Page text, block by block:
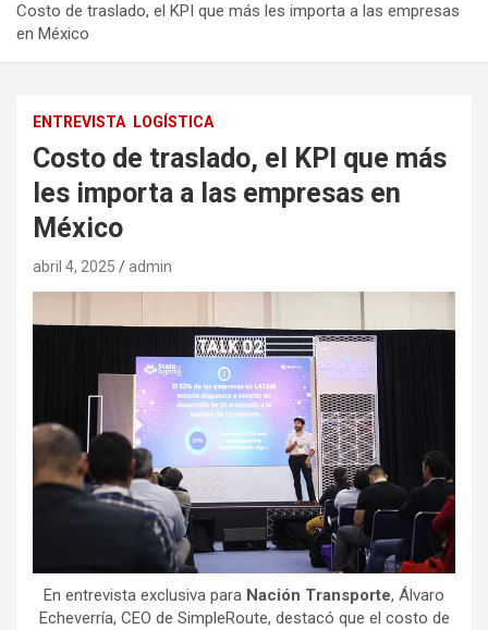
Costo de traslado, el KPI que más les importa a las empresas
en México
ENTREVISTA LOGÍSTICA
Costo de traslado, el KPI que más
les importa a las empresas en
México
abril 4, 2025 admin
En entrevista exclusiva para Nación Transporte, Álvaro
Echeverría, CEO de SimpleRoute, destacó que el costo de